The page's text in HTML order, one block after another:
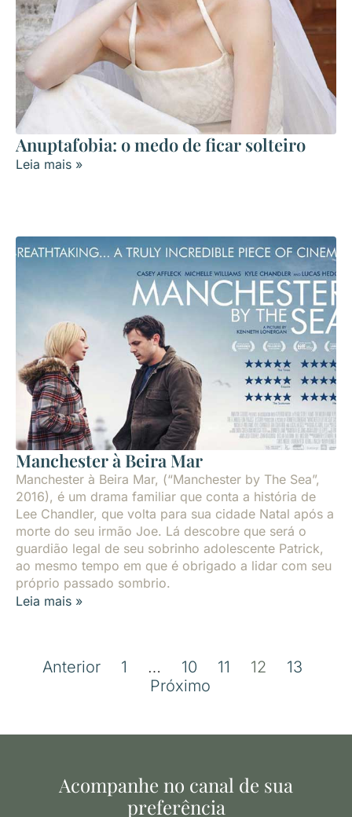
Anuptafobia: o medo de ficar solteiro
Leia mais »
Manchester à Beira Mar
Manchester à Beira Mar, (“Manchester by The Sea”,
2016), é um drama familiar que conta a história de
Lee Chandler, que volta para sua cidade Natal após a
morte do seu irmão Joe. Lá descobre que será o
guardião legal de seu sobrinho adolescente Patrick,
ao mesmo tempo em que é obrigado a lidar com seu
próprio passado sombrio.
Leia mais »
Anterior 1 … 10 11 12
13
Próximo
Acompanhe no canal de sua
preferência